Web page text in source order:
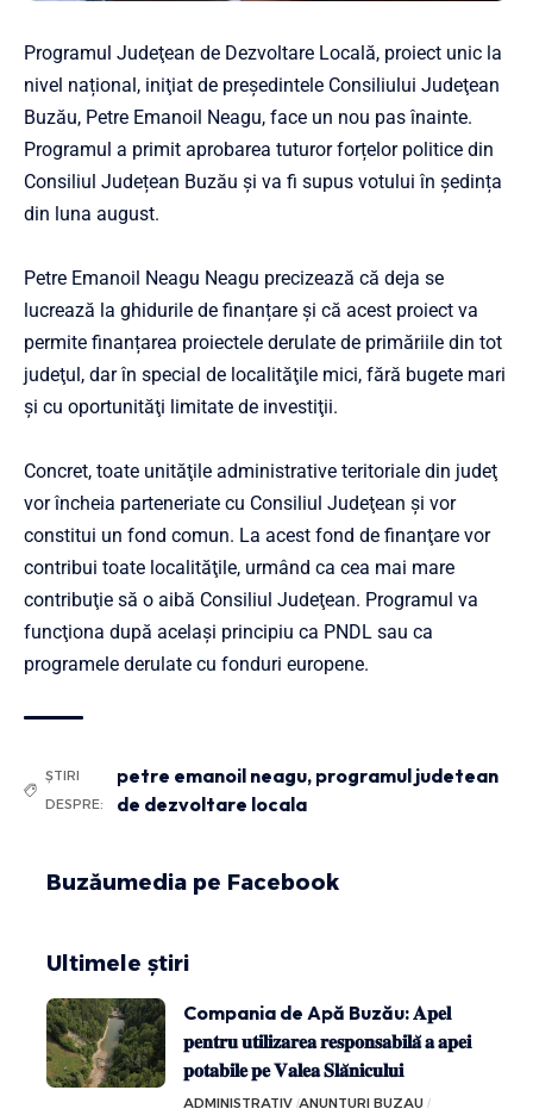
Programul Judeţean de Dezvoltare Locală, proiect unic la
nivel național, iniţiat de președintele Consiliului Judeţean
Buzău, Petre Emanoil Neagu, face un nou pas înainte.
Programul a primit aprobarea tuturor forțelor politice din
Consiliul Județean Buzău și va fi supus votului în ședința
din luna august.
Petre Emanoil Neagu Neagu precizează că deja se
lucrează la ghidurile de finanțare și că acest proiect va
permite finanțarea proiectele derulate de primăriile din tot
judeţul, dar în special de localităţile mici, fără bugete mari
şi cu oportunităţi limitate de investiţii.
Concret, toate unităţile administrative teritoriale din judeţ
vor încheia parteneriate cu Consiliul Judeţean şi vor
constitui un fond comun. La acest fond de finanţare vor
contribui toate localităţile, urmând ca cea mai mare
contribuţie să o aibă Consiliul Judeţean. Programul va
funcţiona după acelaşi principiu ca PNDL sau ca
programele derulate cu fonduri europene.
ȘTIRI
DESPRE:
petre emanoil neagu, programul judetean
de dezvoltare locala
Buzăumedia pe Facebook
Ultimele știri
Compania de Apă Buzău: 𝐀𝐩𝐞𝐥
𝐩𝐞𝐧𝐭𝐫𝐮 𝐮𝐭𝐢𝐥𝐢𝐳𝐚𝐫𝐞𝐚 𝐫𝐞𝐬𝐩𝐨𝐧𝐬𝐚𝐛𝐢𝐥𝐚̆ 𝐚 𝐚𝐩𝐞𝐢
𝐩𝐨𝐭𝐚𝐛𝐢𝐥𝐞 𝐩𝐞 𝐕𝐚𝐥𝐞𝐚 𝐒𝐥𝐚̆𝐧𝐢𝐜𝐮𝐥𝐮𝐢
ADMINISTRATIV ANUNTURI BUZAU